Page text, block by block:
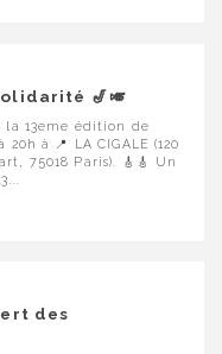
🎷🎺
la 13eme édition de
à 📍 LA CIGALE (120
75018 Paris). 🎸🎸 Un
des